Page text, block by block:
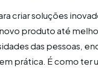
criar soluções
produto até
das pessoas,
prática. É como ter